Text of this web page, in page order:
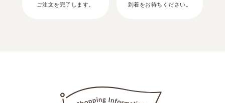
ご注文を完了します。
到着をお待ちください。